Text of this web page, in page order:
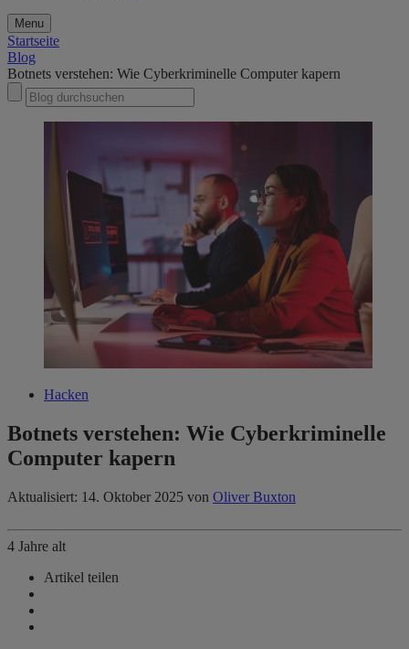
Menu
Startseite
Blog
Botnets verstehen: Wie Cyberkriminelle Computer kapern
Hacken
Botnets verstehen: Wie Cyberkriminelle
Computer kapern
Aktualisiert: 14. Oktober 2025 von Oliver Buxton
4 Jahre alt
Artikel teilen